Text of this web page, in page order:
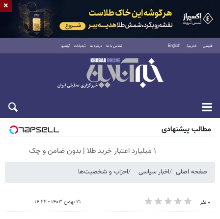
فارسی العربية English تماس با ما درباره ما تبلیغات آرشیو
جمعه ۱۶ مرداد ۱۴۰۵
مطالب پیشنهادی
۱ میلیارد اعتبار خرید طلا | بدون ضامن و چک
صفحه اصلی اخبار سیاسی احزاب و شخصیت‌ها
۰ نفر ۲۱ بهمن ۱۴۰۳ - ۱۴:۲۲
×